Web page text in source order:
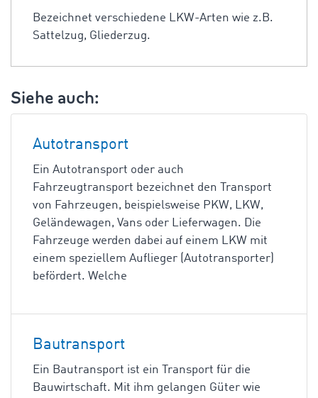
Bezeichnet verschiedene LKW-Arten wie z.B.
Sattelzug, Gliederzug.
Siehe auch:
Autotransport
Ein Autotransport oder auch
Fahrzeugtransport bezeichnet den Transport
von Fahrzeugen, beispielsweise PKW, LKW,
Geländewagen, Vans oder Lieferwagen. Die
Fahrzeuge werden dabei auf einem LKW mit
einem speziellem Auflieger (Autotransporter)
befördert. Welche
Bautransport
Ein Bautransport ist ein Transport für die
Bauwirtschaft. Mit ihm gelangen Güter wie